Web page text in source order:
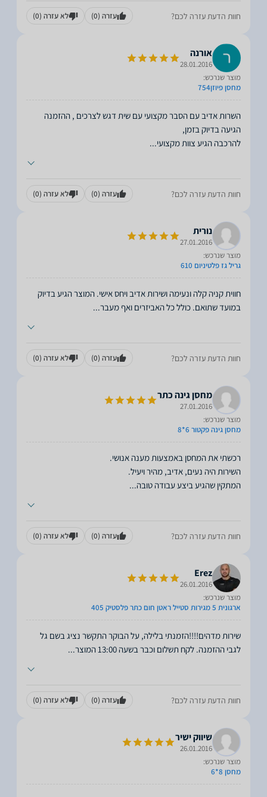
חוות הדעת עזרה לכם? עזרה (0) לא עזרה (0)
אורנה
28.01.2016
מוצר שנרכש:
מחסן פיוזן754
השרות אדיב עם הסבר מקצועי עם שית דגש לצרכים , ההזמנה
להרכבה הגיע צוות מקצועי...
חוות הדעת עזרה לכם? עזרה (0) לא עזרה (0)
נורית
27.01.2016
מוצר שנרכש:
גריל גז פלטיניום 610
חווית קניה קלה ונעימה ושירות אדיב ויחס אישי. המוצר הגיע בדיוק
במועד שתואם. כולל כל האביזרים ואף מעבר...
חוות הדעת עזרה לכם? עזרה (0) לא עזרה (0)
מחסן גינה כתר
27.01.2016
מוצר שנרכש:
מחסן גינה פקטור 6*8
המתקין שהגיע ביצע עבודה טובה...
חוות הדעת עזרה לכם? עזרה (0) לא עזרה (0)
Erez
26.01.2016
מוצר שנרכש:
ארגונית 5 מגירות סטייל ראטן חום כתר פלסטיק 405
שירות מדהים!!!!הזמנתי בלילה, על הבוקר התקשר נציג בשם גל
לגבי ההזמנה. לקח תשלום וכבר בשעה 13:00 המוצר
...
חוות הדעת עזרה לכם? עזרה (0) לא עזרה (0)
שיווק ישיר
26.01.2016
מוצר שנרכש:
מחסן 8*6